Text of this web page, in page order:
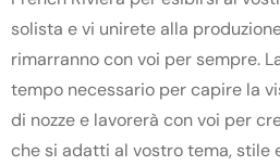
solista e vi unirete alla
rimarranno con voi per sempre.
tempo necessario per capire la
di nozze e lavorerà con voi per
che si adatti al vostro tema, stile